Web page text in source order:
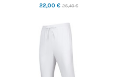
22,00 €26,40 €